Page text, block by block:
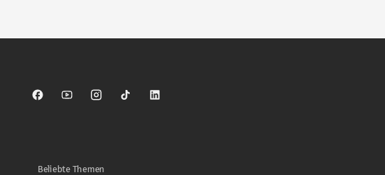
Sparkasse auf Facebook
Sparkasse auf Youtube
Sparkasse auf Instagram
Sparkasse auf TikTok
Sparkasse auf LinkedIn
Beliebte Themen